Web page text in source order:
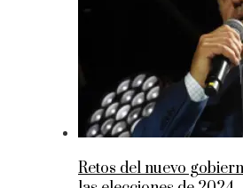
Retos del nuevo